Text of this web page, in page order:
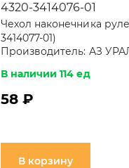
4320-3414076-01
Чехол наконечника
3414077-01)
Производитель: АЗ
В наличии 114 ед
58 ₽
В корзину